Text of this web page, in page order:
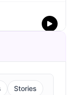
Stories